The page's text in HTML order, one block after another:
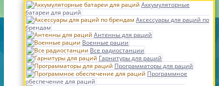
Аккумуляторные
батареи для раций
Аксессуары для раций по
брендам
Антенны для раций
Военные рации
Все радиостанции
Гарнитуры для раций
Программаторы для раций
Программное
обеспечение для раций